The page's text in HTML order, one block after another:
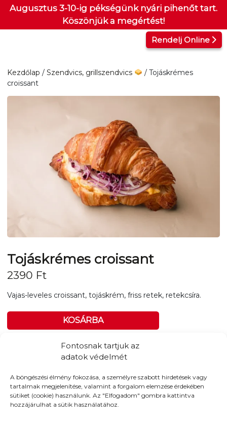
Fontosnak tartjuk az
adatok védelmét
A böngészési élmény fokozása, a személyre szabott hirdetések vagy
tartalmak megjelenítése, valamint a forgalom elemzése érdekében
sütiket (cookie) használunk. Az "Elfogadom" gombra kattintva
hozzájárulhat a sütik használatához.
Kilépés
Augusztus 3-10-ig pékségünk nyári pihenőt tart.
Köszönjük a megértést!
Rendelj Online
Kezdőlap / Szendvics, grillszendvics
/ Tojáskrémes
croissant
Tojáskrémes croissant
2390 Ft
Vajas-leveles croissant, tojáskrém, friss retek, retekcsíra.
KOSÁRBA
Tovább a teljes étlaphoz >